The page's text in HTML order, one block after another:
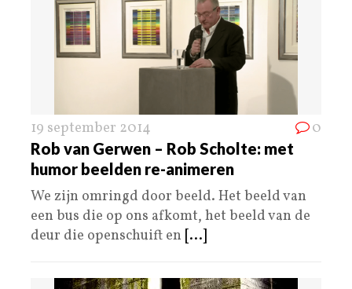
19 september 2014 0
Rob van Gerwen – Rob Scholte: met
humor beelden re-animeren
We zijn omringd door beeld. Het beeld van
een bus die op ons afkomt, het beeld van de
deur die openschuift en [...]